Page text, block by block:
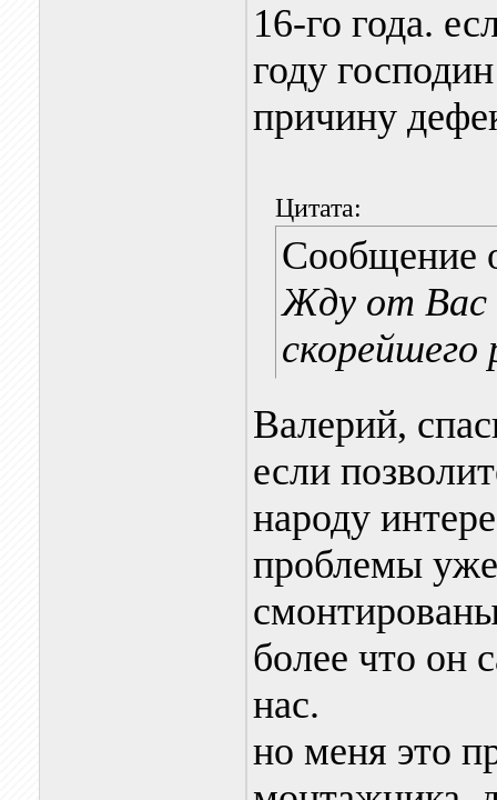
16-го года.
году
причину
Цитата:
Сообщение
Жду от Вас
Валерий,
если
народу
проблемы уже
более что он
нас.
но меня это